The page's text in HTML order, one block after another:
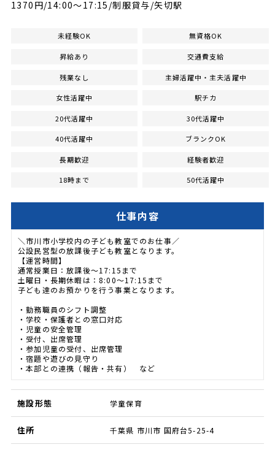
1370円/14:00～17:15/制服貸与/矢切駅
未経験OK 無資格OK
昇給あり 交通費支給
残業なし 主婦活躍中・主夫活躍中
女性活躍中 駅チカ
20代活躍中 30代活躍中
40代活躍中 ブランクOK
長期歓迎 経験者歓迎
18時まで 50代活躍中
仕事内容
＼市川市小学校内の子ども教室でのお仕事／
公設民営型の放課後子ども教室となります。
【運営時間】
通常授業日：放課後～17:15まで
土曜日・長期休暇は：8:00～17:15まで
子ども達のお預かりを行う事業となります。
・勤務職員のシフト調整
・学校・保護者との窓口対応
・児童の安全管理
・受付、出席管理
・参加児童の受付、出席管理
・宿題や遊びの見守り
・本部との連携（報告・共有） など
施設形態 学童保育
住所 千葉県 市川市 国府台5-25-4